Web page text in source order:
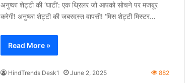
अनुष्का शेट्टी की ‘घाटी’: एक थ्रिलर जो आपको सोचने पर मजबूर
करेगी! अनुष्का शेट्टी की जबरदस्त वापसी! ‘मिस शेट्टी मिस्टर…
Read More »
HindTrends Desk1 June 2, 2025 882